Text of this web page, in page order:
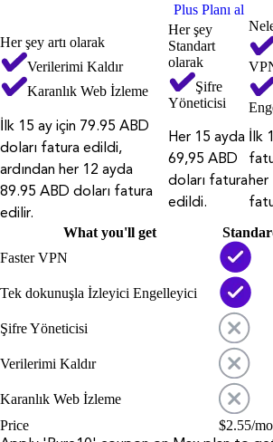
Plus Planı al
Her şey artı olarak
Verilerimi Kaldır
Karanlık Web İzleme
Her şey
Standart
olarak
Şifre
Yöneticisi
İlk 15 ay için 79.95 ABD
doları fatura edildi,
ardından her 12 ayda
89.95 ABD doları fatura
edilir.
Her 15 ayda
69,95 ABD
doları fatura
edildi.
İlk
her
What you'll get
Faster VPN
Tek dokunuşla İzleyici Engelleyici
Şifre Yöneticisi
Verilerimi Kaldır
Karanlık Web İzleme
Price
$2.55/mo